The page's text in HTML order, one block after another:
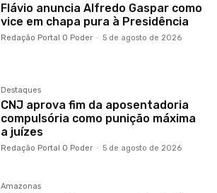
Flávio anuncia Alfredo Gaspar como
vice em chapa pura à Presidência
Redação Portal O Poder - 5 de agosto de 2026
Destaques
CNJ aprova fim da aposentadoria
compulsória como punição máxima
a juízes
Redação Portal O Poder - 5 de agosto de 2026
Amazonas